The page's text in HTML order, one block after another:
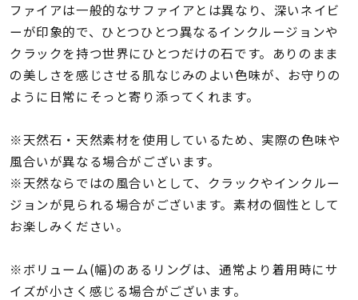
メンズ
リングサイズ
～
価格 ¥0
在庫 在庫ありのみ
ファイアは一般的なサファイアとは異なり、深いネイビ
ーが印象的で、ひとつひとつ異なるインクルージョンや
クラックを持つ世界にひとつだけの石です。ありのまま
の美しさを感じさせる肌なじみのよい色味が、お守りの
ように日常にそっと寄り添ってくれます。
※天然石・天然素材を使用しているため、実際の色味や
風合いが異なる場合がございます。
※天然ならではの風合いとして、クラックやインクルー
ジョンが見られる場合がございます。素材の個性として
お楽しみください。
※ボリューム(幅)のあるリングは、通常より着用時にサ
イズが小さく感じる場合がございます。